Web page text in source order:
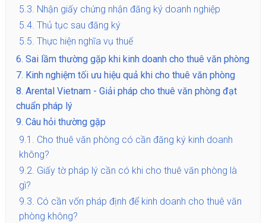
5.3. Nhận giấy chứng nhận đăng ký doanh nghiệp
5.4. Thủ tục sau đăng ký
5.5. Thực hiện nghĩa vụ thuế
6. Sai lầm thường gặp khi kinh doanh cho thuê văn phòng
7. Kinh nghiệm tối ưu hiệu quả khi cho thuê văn phòng
8. Arental Vietnam - Giải pháp cho thuê văn phòng đạt
chuẩn pháp lý
9. Câu hỏi thường gặp
9.1. Cho thuê văn phòng có cần đăng ký kinh doanh
không?
9.2. Giấy tờ pháp lý cần có khi cho thuê văn phòng là
gì?
9.3. Có cần vốn pháp định để kinh doanh cho thuê văn
phòng không?